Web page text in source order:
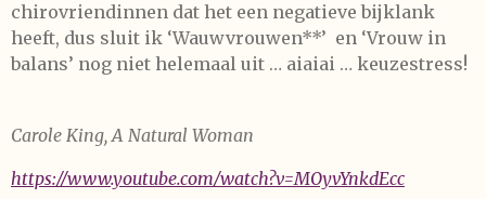
chirovriendinnen dat het een negatieve bijklank
heeft, dus sluit ik ‘Wauwvrouwen**’ en ‘Vrouw in
balans’ nog niet helemaal uit … aiaiai … keuzestress!
Carole King, A Natural Woman
https://www.youtube.com/watch?v=MOyvYnkdEcc